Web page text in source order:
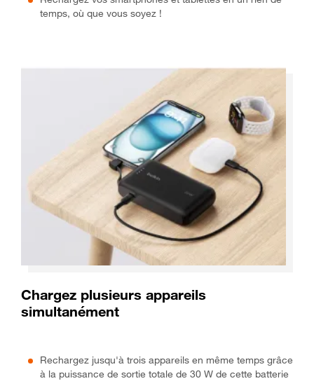
temps, où que vous soyez !
Chargez plusieurs appareils
simultanément
Rechargez jusqu'à trois appareils en même temps grâce
à la puissance de sortie totale de 30 W de cette batterie